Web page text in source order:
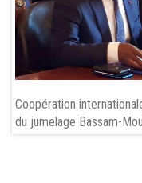
Coopération
du jumelage Bassam-